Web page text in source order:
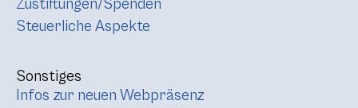
Zustiftungen/Spenden
Steuerliche Aspekte
Sonstiges
Infos zur neuen Webpräsenz